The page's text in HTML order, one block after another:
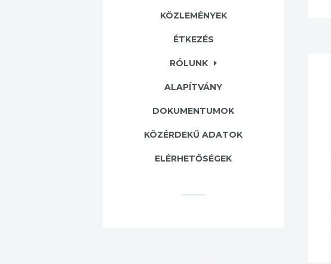
KÖZLEMÉNYEK
ÉTKEZÉS
RÓLUNK
ALAPÍTVÁNY
DOKUMENTUMOK
KÖZÉRDEKŰ ADATOK
ELÉRHETŐSÉGEK